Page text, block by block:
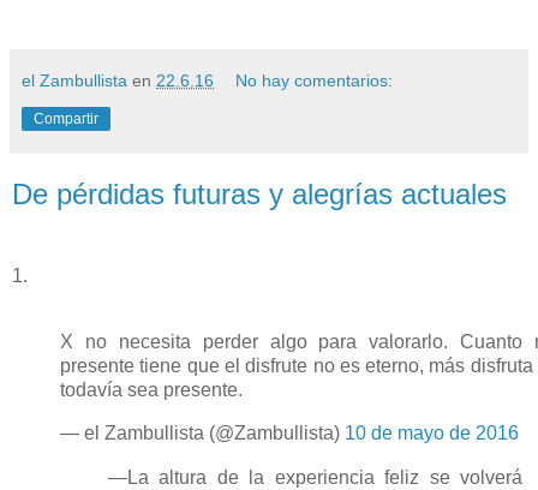
el Zambullista en 22.6.16 No hay comentarios:
Compartir
De pérdidas futuras y alegrías actuales
1.
X no necesita perder algo para valorarlo. Cuanto
presente tiene que el disfrute no es eterno, más disfruta
todavía sea presente.
— el Zambullista (@Zambullista) 10 de mayo de 2016
—La altura de la experiencia feliz se volverá